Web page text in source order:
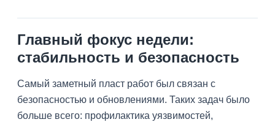
Главный фокус недели:
стабильность и безопасность
Самый заметный пласт работ был связан с
безопасностью и обновлениями. Таких задач было
больше всего: профилактика уязвимостей,